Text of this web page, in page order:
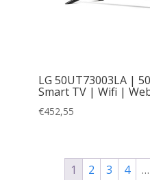
LG 50UT73003LA |
Smart TV | Wifi |
€452,55
1 2 3 4 …